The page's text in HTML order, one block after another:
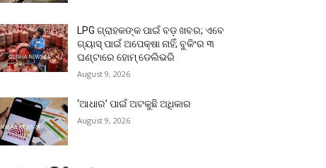
LPG ଗ୍ରାହକଙ୍କ ପାଇଁ ବଡ଼ ଖବର; ଏବେ
ଗ୍ୟାସ୍‌ ପାଇଁ ଅପେକ୍ଷା ନାହିଁ; ବୁକିଂର ୩
ଘଣ୍ଟାରେ ହୋମ୍‌ ଡେଲିଭରି
August 9, 2026
‘ଆଧାର’ ପାଇଁ ଅଟକୁଛି ଅଧିକାର
August 9, 2026